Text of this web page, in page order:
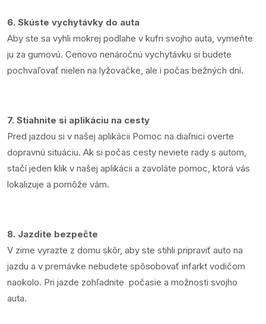
6. Skúste vychytávky do auta
Aby ste sa vyhli mokrej podlahe v kufri svojho auta, vymeňte
ju za gumovú. Cenovo nenáročnú vychytávku si budete
pochvaľovať nielen na lyžovačke, ale i počas bežných dní.
7. Stiahnite si aplikáciu na cesty
Pred jazdou si v našej aplikácii Pomoc na diaľnici overte
dopravnú situáciu. Ak si počas cesty neviete rady s autom,
stačí jeden klik v našej aplikácii a zavoláte pomoc, ktorá vás
lokalizuje a pomôže vám.
8. Jazdite bezpečte
V zime vyrazte z domu skôr, aby ste stihli pripraviť auto na
jazdu a v premávke nebudete spôsobovať infarkt vodičom
naokolo. Pri jazde zohľadnite počasie a možnosti svojho
auta.